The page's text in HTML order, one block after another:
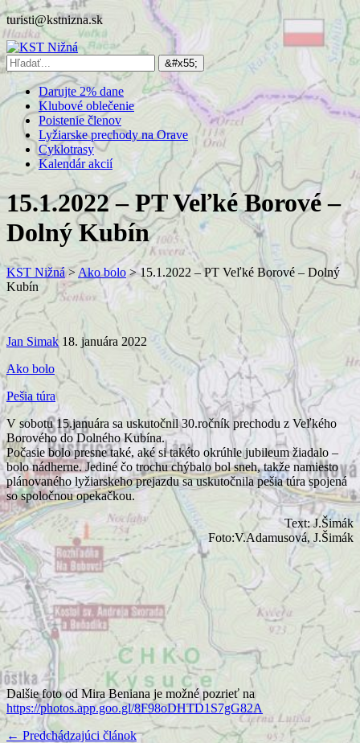
turisti@kstnizna.sk
Darujte 2% dane
Klubové oblečenie
Poistenie členov
Lyžiarske prechody na Orave
Cyklotrasy
Kalendár akcií
15.1.2022 – PT Veľké Borové –
Dolný Kubín
KST Nižná> Ako bolo>15.1.2022 – PT Veľké Borové – Dolný
Kubín
Jan Simak 18. januára 2022
Ako bolo
Pešia túra
V sobotu 15.januára sa uskutočnil 30.ročník prechodu z Veľkého
Borového do Dolného Kubína.
Počasie bolo presne také, aké si takéto okrúhle jubileum žiadalo –
bolo nádherne. Jediné čo trochu chýbalo bol sneh, takže namiesto
plánovaného lyžiarskeho prejazdu sa uskutočnila pešia túra spojená
so spoločnou opekačkou.
Text: J.Šimák
Foto:V.Adamusová, J.Šimák
Dalšie foto od Mira Beniana je možné pozrieť na
https://photos.app.goo.gl/8F98oDHTD1S7gG82A
← Predchádzajúci článok